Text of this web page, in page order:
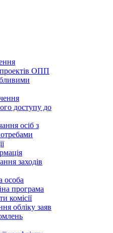
ОПП
доступу до
осіб з
заходів
особа
програма
комісії
обліку заяв